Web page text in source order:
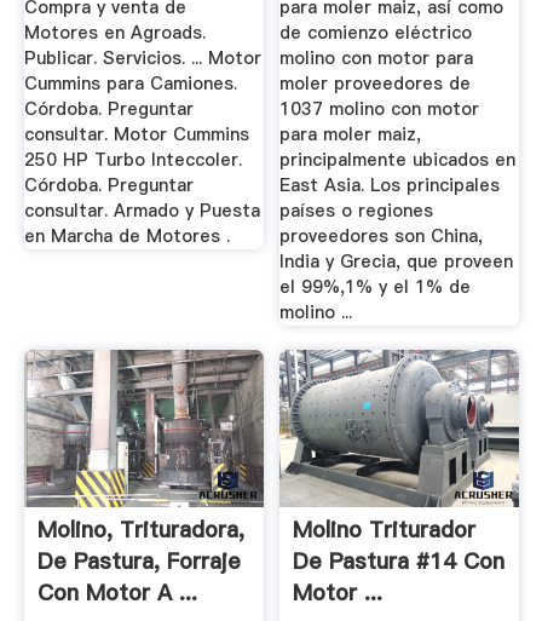
Compra y venta de
Motores en Agroads.
Publicar. Servicios. ... Motor
Cummins para Camiones.
Córdoba. Preguntar
consultar. Motor Cummins
250 HP Turbo Inteccoler.
Córdoba. Preguntar
consultar. Armado y Puesta
en Marcha de Motores .
para moler maiz, así como
de comienzo eléctrico
molino con motor para
moler proveedores de
1037 molino con motor
para moler maiz,
principalmente ubicados en
East Asia. Los principales
países o regiones
proveedores son China,
India y Grecia, que proveen
el 99%,1% y el 1% de
molino ...
Molino, Trituradora,
De Pastura, Forraje
Con Motor A ...
Molino Triturador
De Pastura #14 Con
Motor ...